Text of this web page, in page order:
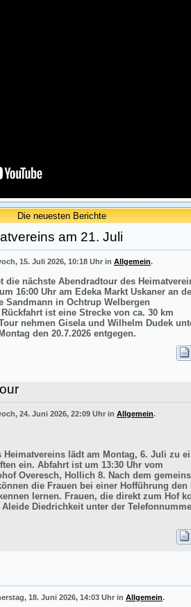
Die neuesten Berichte
am 21. Juli
15. Juli 2026, 10:18 Uhr in Allgemein.
die nächste Abendradtour des
16:00 Uhr am Edeka Markt Uskaner an
Sandmann in Ochtrup Welbergen
ist eine Strecke von ca. 30 km
nehmen Gisela und Wilhelm Dudek
den 20.7.2026 entgegen.
24. Juni 2026, 22:09 Uhr in Allgemein.
Heimatvereins lädt am Montag, 6. Juli zu
ein. Abfahrt ist um 13:30 Uhr vom
Overesch, Hollich 8. Nach dem
die Frauen bei einer Hofführung
lernen. Frauen, die direkt zum Hof
Diedrichkeit unter der
18. Juni 2026, 14:03 Uhr in Allgemein.